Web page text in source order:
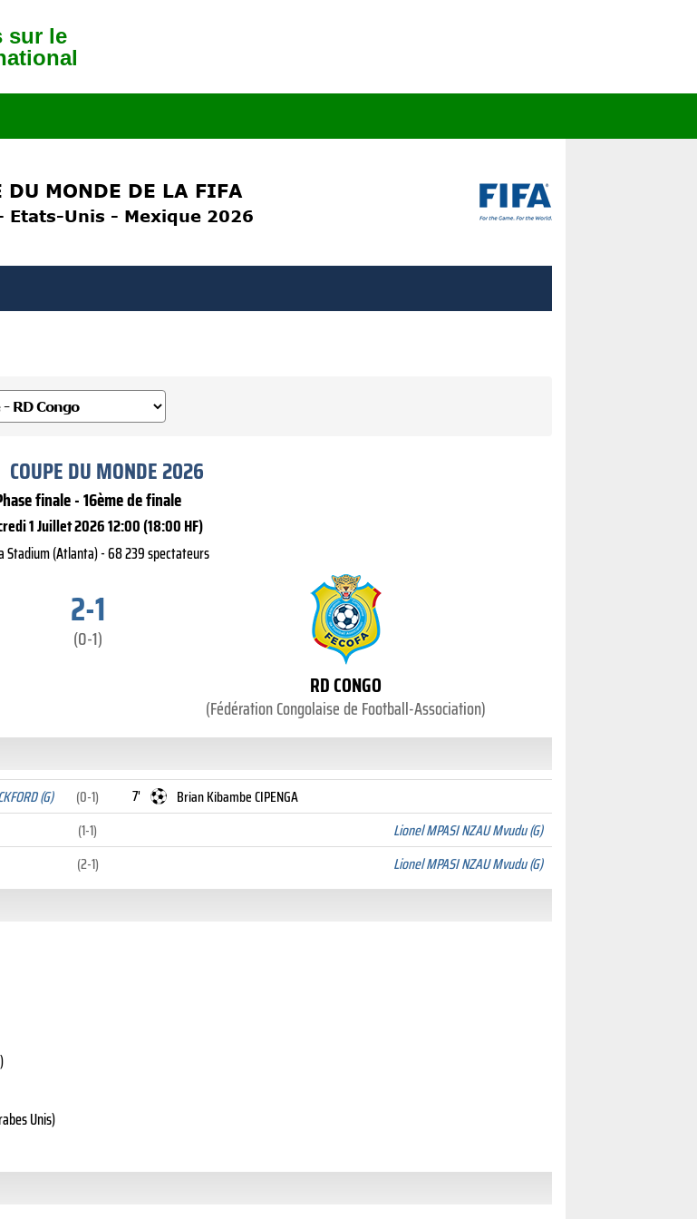
sur le
DU MONDE DE LA FIFA
Etats-Unis - Mexique 2026
COUPE DU MONDE 2026
finale - 16ème de finale
1 Juillet 2026 12:00 (18:00 HF)
Stadium (Atlanta) - 68 239 spectateurs
2-1
(0-1)
RD CONGO
(Fédération Congolaise de Football-Association)
(G) (0-1) 7'
Brian Kibambe CIPENGA
(1-1)
Lionel MPASI NZAU Mvudu (G)
(2-1) Lionel MPASI NZAU Mvudu (G)
Unis)